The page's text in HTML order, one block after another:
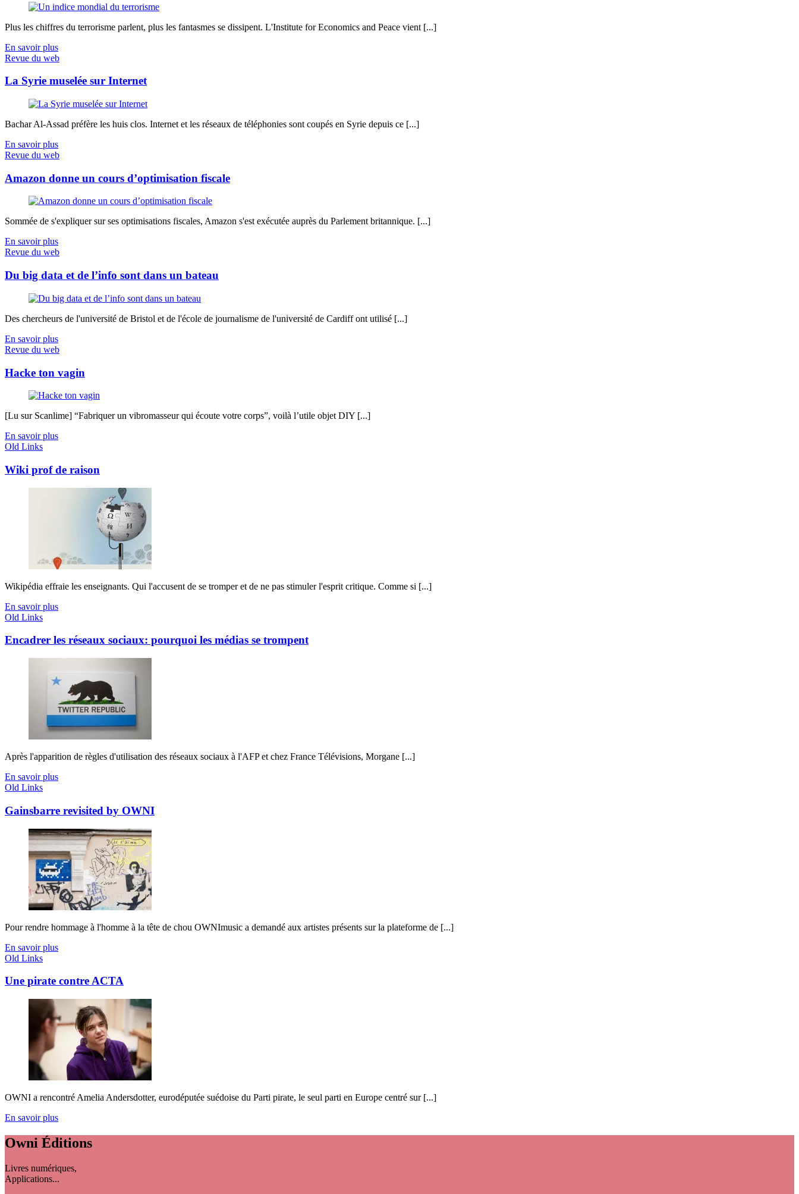
Plus les chiffres du terrorisme parlent, plus les fantasmes se dissipent. L'Institute for Economics and Peace vient [...]
En savoir plus
Revue du web
La Syrie muselée sur Internet
Bachar Al-Assad préfère les huis clos. Internet et les réseaux de téléphonies sont coupés en Syrie depuis ce [...]
En savoir plus
Revue du web
Amazon donne un cours d’optimisation fiscale
Sommée de s'expliquer sur ses optimisations fiscales, Amazon s'est exécutée auprès du Parlement britannique. [...]
En savoir plus
Revue du web
Du big data et de l’info sont dans un bateau
Des chercheurs de l'université de Bristol et de l'école de journalisme de l'université de Cardiff ont utilisé [...]
En savoir plus
Revue du web
Hacke ton vagin
[Lu sur Scanlime] “Fabriquer un vibromasseur qui écoute votre corps”, voilà l’utile objet DIY [...]
En savoir plus
Old Links
Wiki prof de raison
Wikipédia effraie les enseignants. Qui l'accusent de se tromper et de ne pas stimuler l'esprit critique. Comme si [...]
En savoir plus
Old Links
Encadrer les réseaux sociaux: pourquoi les médias se trompent
Après l'apparition de règles d'utilisation des réseaux sociaux à l'AFP et chez France Télévisions, Morgane [...]
En savoir plus
Old Links
Gainsbarre revisited by OWNI
Pour rendre hommage à l'homme à la tête de chou OWNImusic a demandé aux artistes présents sur la plateforme de [...]
En savoir plus
Old Links
Une pirate contre ACTA
OWNI a rencontré Amelia Andersdotter, eurodéputée suédoise du Parti pirate, le seul parti en Europe centré sur [...]
En savoir plus
Owni Éditions
Livres numériques,
Applications...